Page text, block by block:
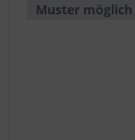
Muster möglich